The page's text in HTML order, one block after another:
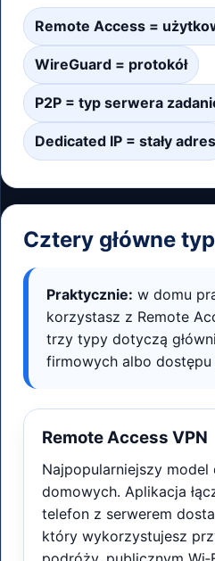
Remote Access =
WireGuard = protokół
P2P = typ serwera
Dedicated IP = stały adres
Cztery główne
Praktycznie: w domu
korzystasz z Remote
trzy typy dotyczą
firmowych albo
Remote Access VPN
Najpopularniejszy
domowych. Aplikacja
telefon z serwerem
który wykorzystujesz